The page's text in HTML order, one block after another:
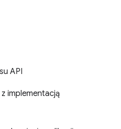
API
implementacją